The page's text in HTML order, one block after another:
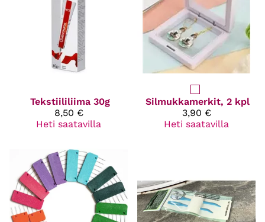
Tekstiililiima 30g
8,50 €
Heti saatavilla
Silmukkamerkit, 2 kpl
3,90 €
Heti saatavilla